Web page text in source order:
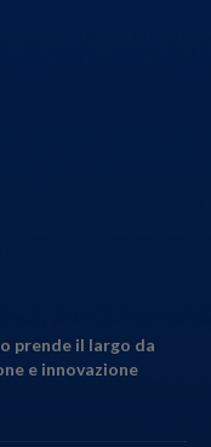
prende il largo da
e innovazione